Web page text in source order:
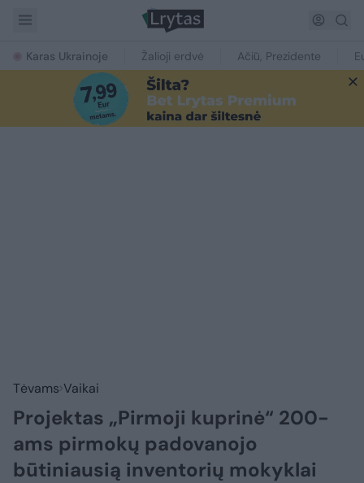
Karas Ukrainoje Žalioji erdvė Ačiū, Prezidente
Tėvams Vaikai
Projektas „Pirmoji kuprinė“ 200-
ams pirmokų padovanojo
būtiniausią inventorių mokyklai